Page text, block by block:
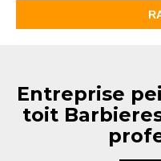
Entreprise
toit